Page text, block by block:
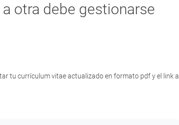
otra debe gestionarse
tu currículum vitae actualizado en formato pdf y el link a